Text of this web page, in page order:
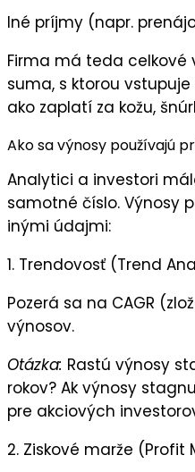
Iné príjmy (napr.
Firma má teda celkové
suma, s ktorou
ako zaplatí za kožu,
Ako sa výnosy používajú
Analytici a investori
samotné číslo. Výnosy
inými údajmi:
1. Trendovosť (Trend
Pozerá sa na CAGR
výnosov.
Otázka: Rastú výnosy
rokov? Ak výnosy
pre akciových
2. Ziskové marže (Profit